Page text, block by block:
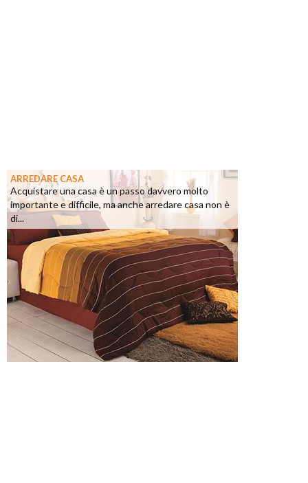
ARREDARE CASA
Acquistare una casa è un passo davvero molto
importante e difficile, ma anche arredare casa non è
di...